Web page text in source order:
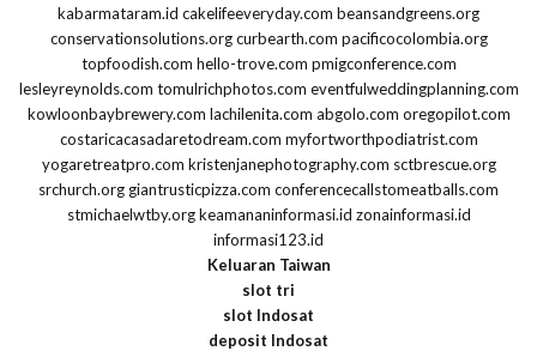
kabarmataram.id cakelifeeveryday.com beansandgreens.org
conservationsolutions.org curbearth.com pacificocolombia.org
topfoodish.com hello-trove.com pmigconference.com
lesleyreynolds.com tomulrichphotos.com eventfulweddingplanning.com
kowloonbaybrewery.com lachilenita.com abgolo.com oregopilot.com
costaricacasadaretodream.com myfortworthpodiatrist.com
yogaretreatpro.com kristenjanephotography.com sctbrescue.org
srchurch.org giantrusticpizza.com conferencecallstomeatballs.com
stmichaelwtby.org keamananinformasi.id zonainformasi.id
informasi123.id
Keluaran Taiwan
slot tri
slot Indosat
deposit Indosat